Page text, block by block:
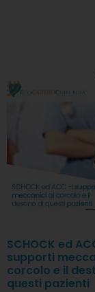
SCHOCK ed
supporti
corcolo e il
questi pazienti